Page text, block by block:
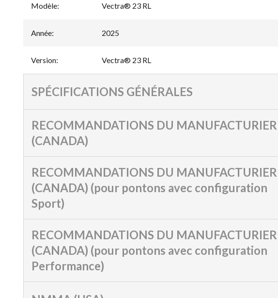
Modèle: Vectra® 23 RL
Année: 2025
Version: Vectra® 23 RL
SPÉCIFICATIONS GÉNÉRALES
RECOMMANDATIONS DU MANUFACTURIER
(CANADA)
RECOMMANDATIONS DU MANUFACTURIER
(CANADA) (pour pontons avec configuration
Sport)
RECOMMANDATIONS DU MANUFACTURIER
(CANADA) (pour pontons avec configuration
Performance)